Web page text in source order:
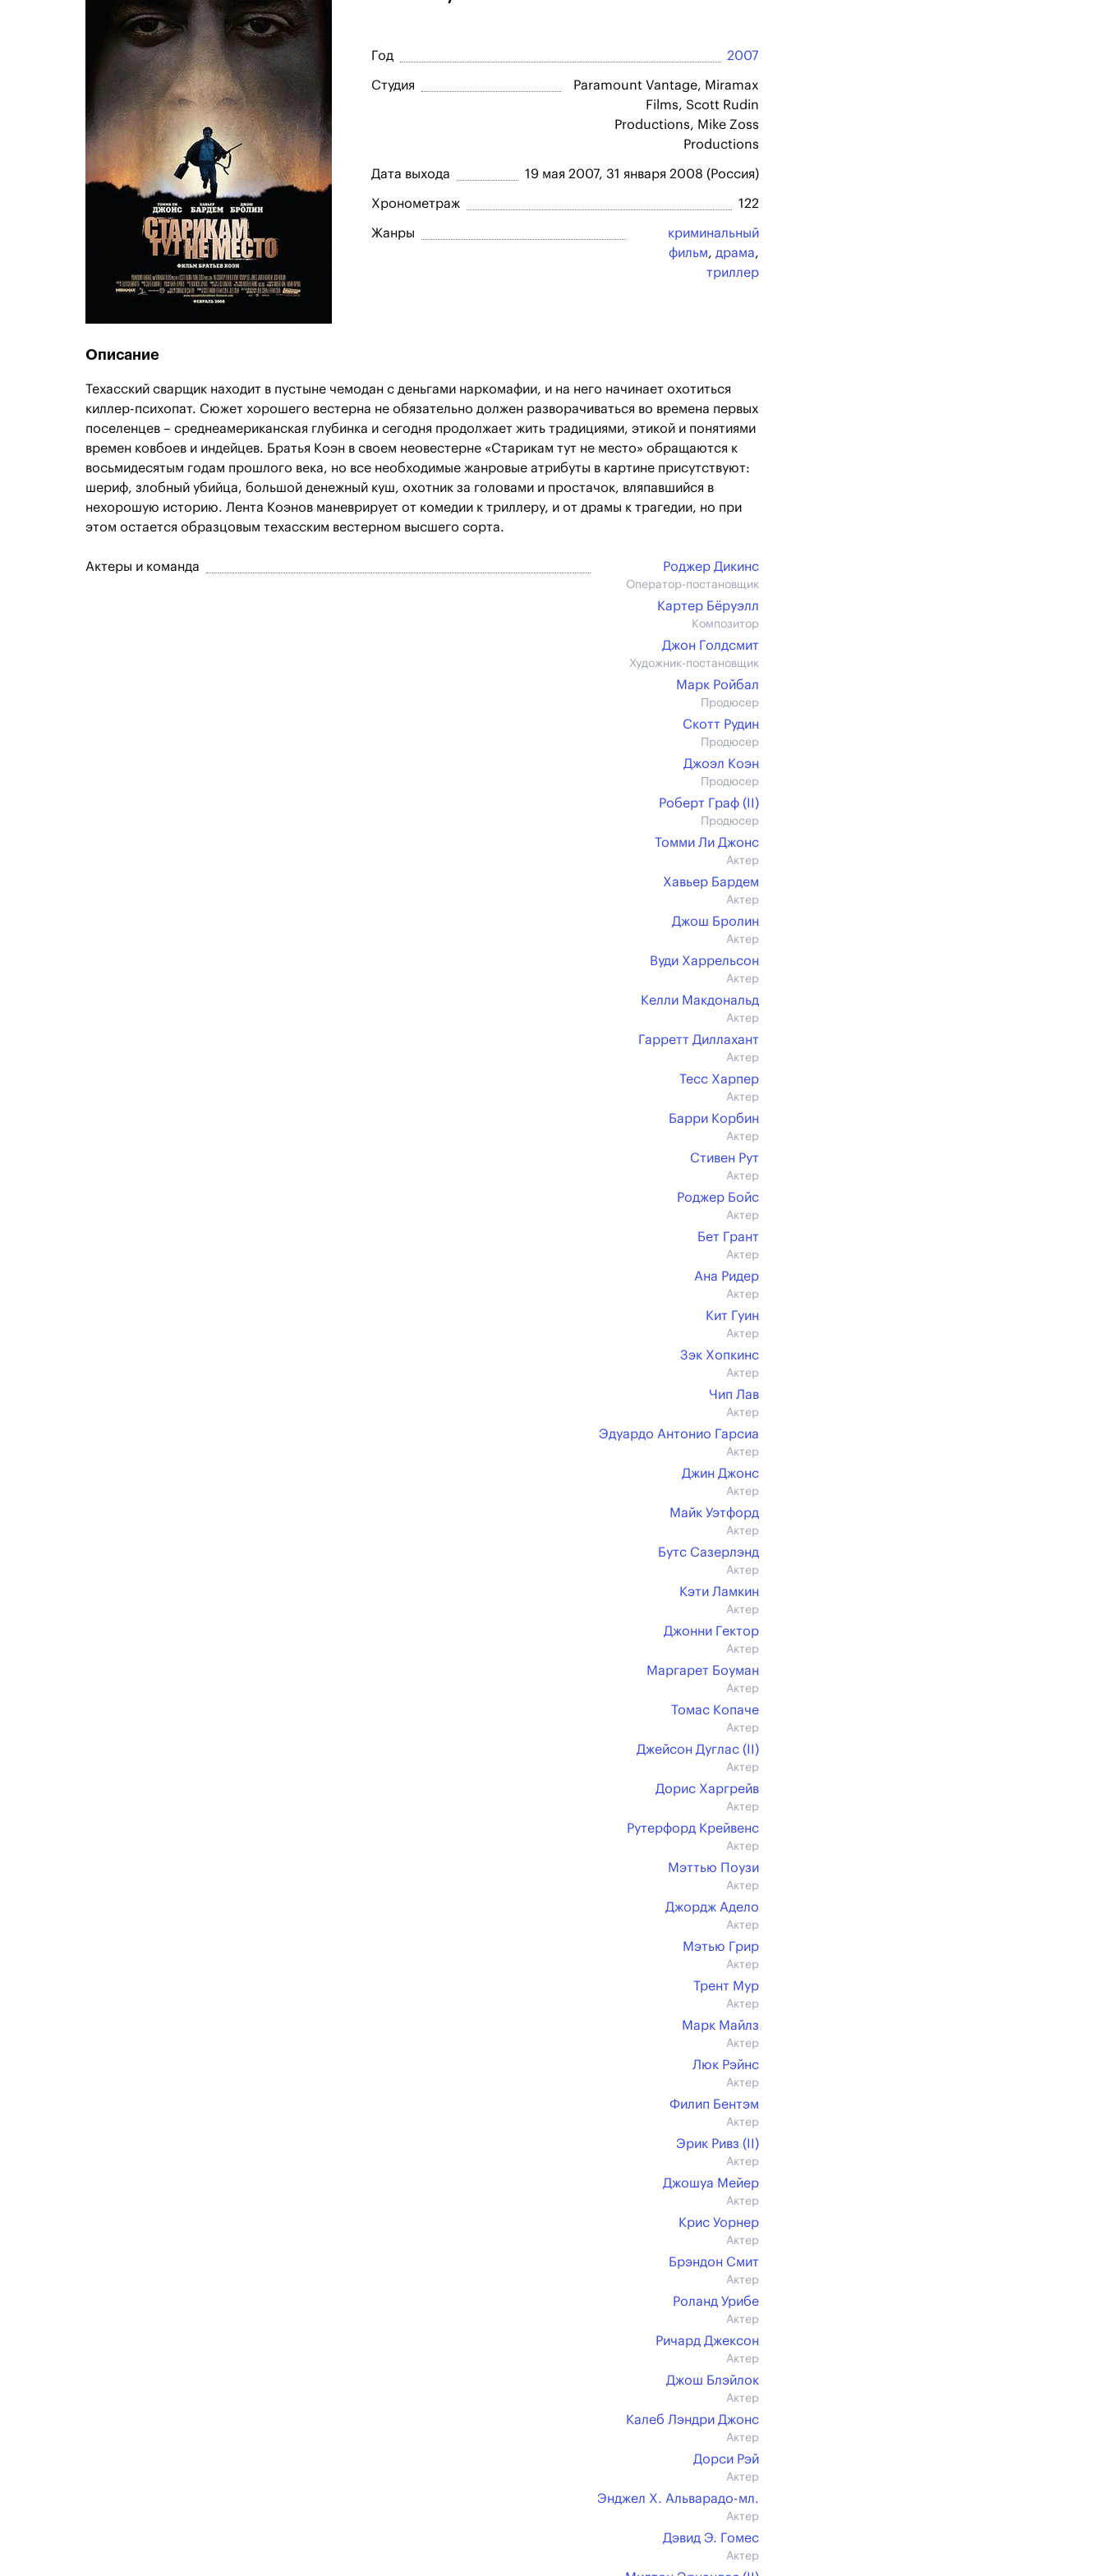
Год 2007
Студия
Paramount Vantage, Miramax
Films, Scott Rudin
Productions, Mike Zoss
Productions
Дата выхода 19 мая 2007, 31 января 2008 (Россия)
Хронометраж 122
Жанры
криминальный
фильм, драма,
триллер
Описание
Техасский сварщик находит в пустыне чемодан с деньгами наркомафии, и на него начинает охотиться
киллер-психопат. Сюжет хорошего вестерна не обязательно должен разворачиваться во времена первых
поселенцев – среднеамериканская глубинка и сегодня продолжает жить традициями, этикой и понятиями
времен ковбоев и индейцев. Братья Коэн в своем неовестерне «Старикам тут не место» обращаются к
восьмидесятым годам прошлого века, но все необходимые жанровые атрибуты в картине присутствуют:
шериф, злобный убийца, большой денежный куш, охотник за головами и простачок, вляпавшийся в
нехорошую историю. Лента Коэнов маневрирует от комедии к триллеру, и от драмы к трагедии, но при
этом остается образцовым техасским вестерном высшего сорта.
Актеры и команда Роджер Дикинс
Оператор-постановщик
Картер Бёруэлл
Композитор
Джон Голдсмит
Художник-постановщик
Марк Ройбал
Продюсер
Скотт Рудин
Продюсер
Джоэл Коэн
Продюсер
Роберт Граф (II)
Продюсер
Томми Ли Джонс
Актер
Хавьер Бардем
Актер
Джош Бролин
Актер
Вуди Харрельсон
Актер
Келли Макдональд
Актер
Гарретт Диллахант
Актер
Тесс Харпер
Актер
Барри Корбин
Актер
Стивен Рут
Актер
Роджер Бойс
Актер
Бет Грант
Актер
Ана Ридер
Актер
Кит Гуин
Актер
Зэк Хопкинс
Актер
Чип Лав
Актер
Эдуардо Антонио Гарсиа
Актер
Джин Джонс
Актер
Майк Уэтфорд
Актер
Бутс Сазерлэнд
Актер
Кэти Ламкин
Актер
Джонни Гектор
Актер
Маргарет Боуман
Актер
Томас Копаче
Актер
Джейсон Дуглас (II)
Актер
Дорис Харгрейв
Актер
Рутерфорд Крейвенс
Актер
Мэттью Поузи
Актер
Джордж Адело
Актер
Мэтью Грир
Актер
Трент Мур
Актер
Марк Майлз
Актер
Люк Рэйнс
Актер
Филип Бентэм
Актер
Эрик Ривз (II)
Актер
Джошуа Мейер
Актер
Крис Уорнер
Актер
Брэндон Смит
Актер
Роланд Урибе
Актер
Ричард Джексон
Актер
Джош Блэйлок
Актер
Калеб Лэндри Джонс
Актер
Дорси Рэй
Актер
Энджел Х. Альварадо-мл.
Актер
Дэвид Э. Гомес
Актер